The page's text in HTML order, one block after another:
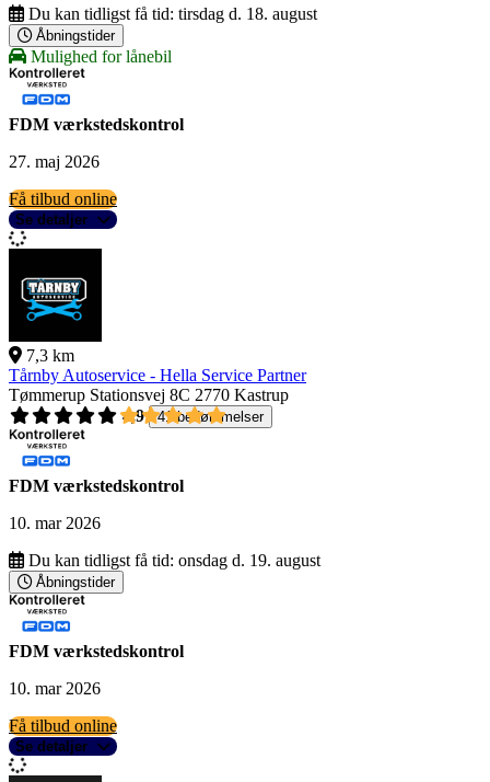
Du kan tidligst få tid: tirsdag d. 18. august
Åbningstider
Mulighed for lånebil
FDM værkstedskontrol
27. maj 2026
Få tilbud online
Se detaljer
7,3 km
Tårnby Autoservice - Hella Service Partner
Tømmerup Stationsvej 8C 2770 Kastrup
4,9
41 bedømmelser
FDM værkstedskontrol
10. mar 2026
Du kan tidligst få tid: onsdag d. 19. august
Åbningstider
FDM værkstedskontrol
10. mar 2026
Få tilbud online
Se detaljer